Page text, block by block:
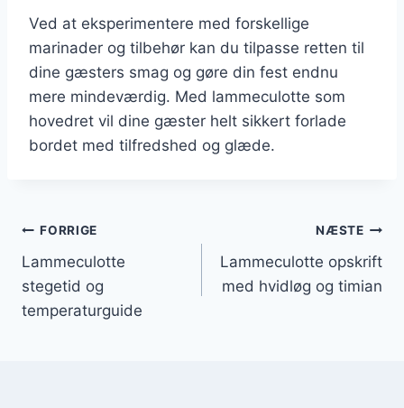
Ved at eksperimentere med forskellige
marinader og tilbehør kan du tilpasse retten til
dine gæsters smag og gøre din fest endnu
mere mindeværdig. Med lammeculotte som
hovedret vil dine gæster helt sikkert forlade
bordet med tilfredshed og glæde.
Indlægsnavigation
FORRIGE
Lammeculotte
stegetid og
temperaturguide
NÆSTE
Lammeculotte opskrift
med hvidløg og timian